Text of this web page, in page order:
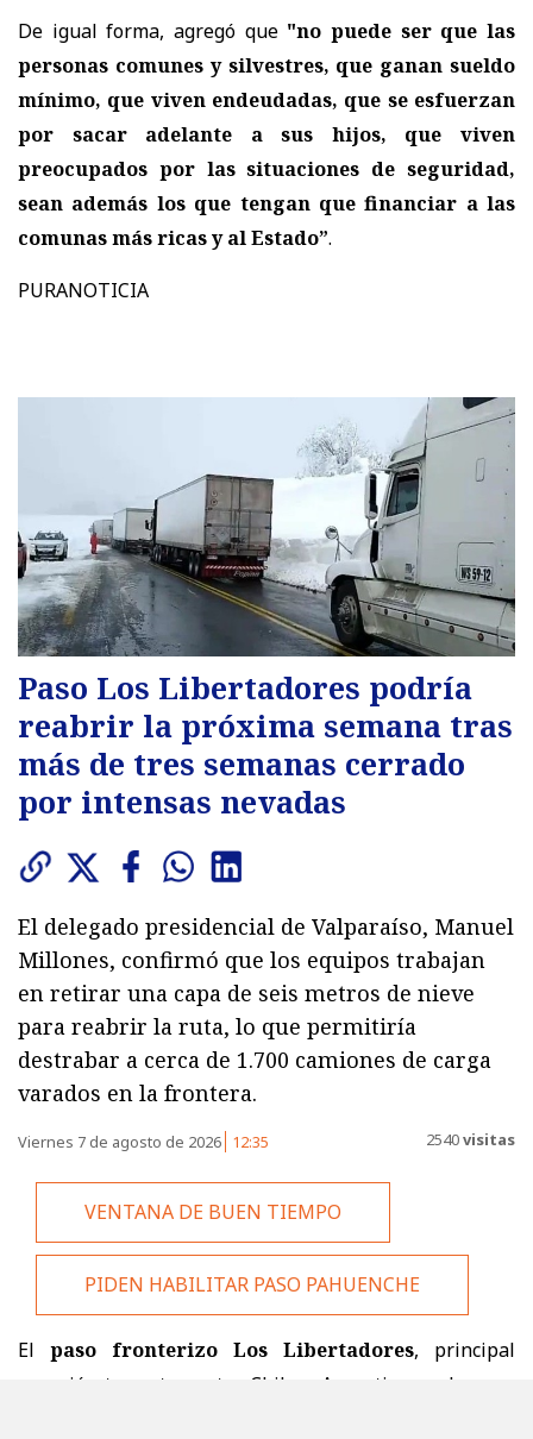
De igual forma, agregó que "no puede ser que las
personas comunes y silvestres, que ganan sueldo
mínimo, que viven endeudadas, que se esfuerzan
por sacar adelante a sus hijos, que viven
preocupados por las situaciones de seguridad,
sean además los que tengan que financiar a las
comunas más ricas y al Estado”.
PURANOTICIA
Paso Los Libertadores podría
reabrir la próxima semana tras
más de tres semanas cerrado
por intensas nevadas
El delegado presidencial de Valparaíso, Manuel
Millones, confirmó que los equipos trabajan
en retirar una capa de seis metros de nieve
para reabrir la ruta, lo que permitiría
destrabar a cerca de 1.700 camiones de carga
varados en la frontera.
Viernes 7 de agosto de 2026 12:35 2540visitas
VENTANA DE BUEN TIEMPO
PIDEN HABILITAR PASO PAHUENCHE
El paso fronterizo Los Libertadores, principal
conexión terrestre entre Chile y Argentina en la zona